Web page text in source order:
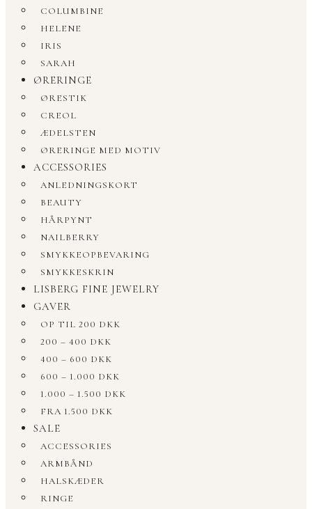
COLUMBINE
HELENE
IRIS
SARAH
ØRERINGE
ØRESTIK
CREOL
ÆDELSTEN
ØRERINGE MED MOTIV
ACCESSORIES
ANLEDNINGSKORT
BEAUTY
HÅRPYNT
NAILBERRY
SMYKKEOPBEVARING
SMYKKESKRIN
LISBERG FINE JEWELRY
GAVER
OP TIL 200 DKK
200 – 400 DKK
400 – 600 DKK
600 – 1.000 DKK
1.000 – 1.500 DKK
FRA 1.500 DKK
SALE
ACCESSORIES
ARMBÅND
HALSKÆDER
RINGE